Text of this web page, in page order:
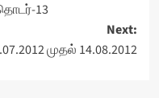
13
Next:
முதல் 14.08.2012